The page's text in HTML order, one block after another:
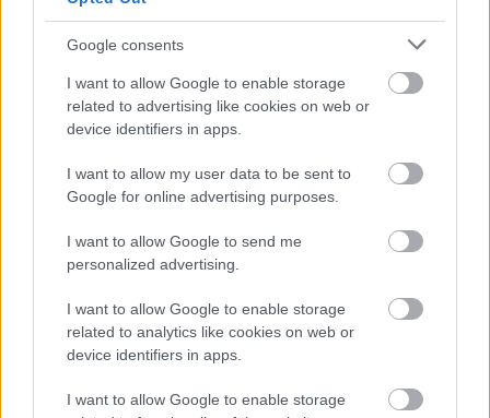
Google consents
I want to allow Google to enable storage
related to advertising like cookies on web or
device identifiers in apps.
I want to allow my user data to be sent to
Google for online advertising purposes.
I want to allow Google to send me
personalized advertising.
I want to allow Google to enable storage
related to analytics like cookies on web or
device identifiers in apps.
I want to allow Google to enable storage